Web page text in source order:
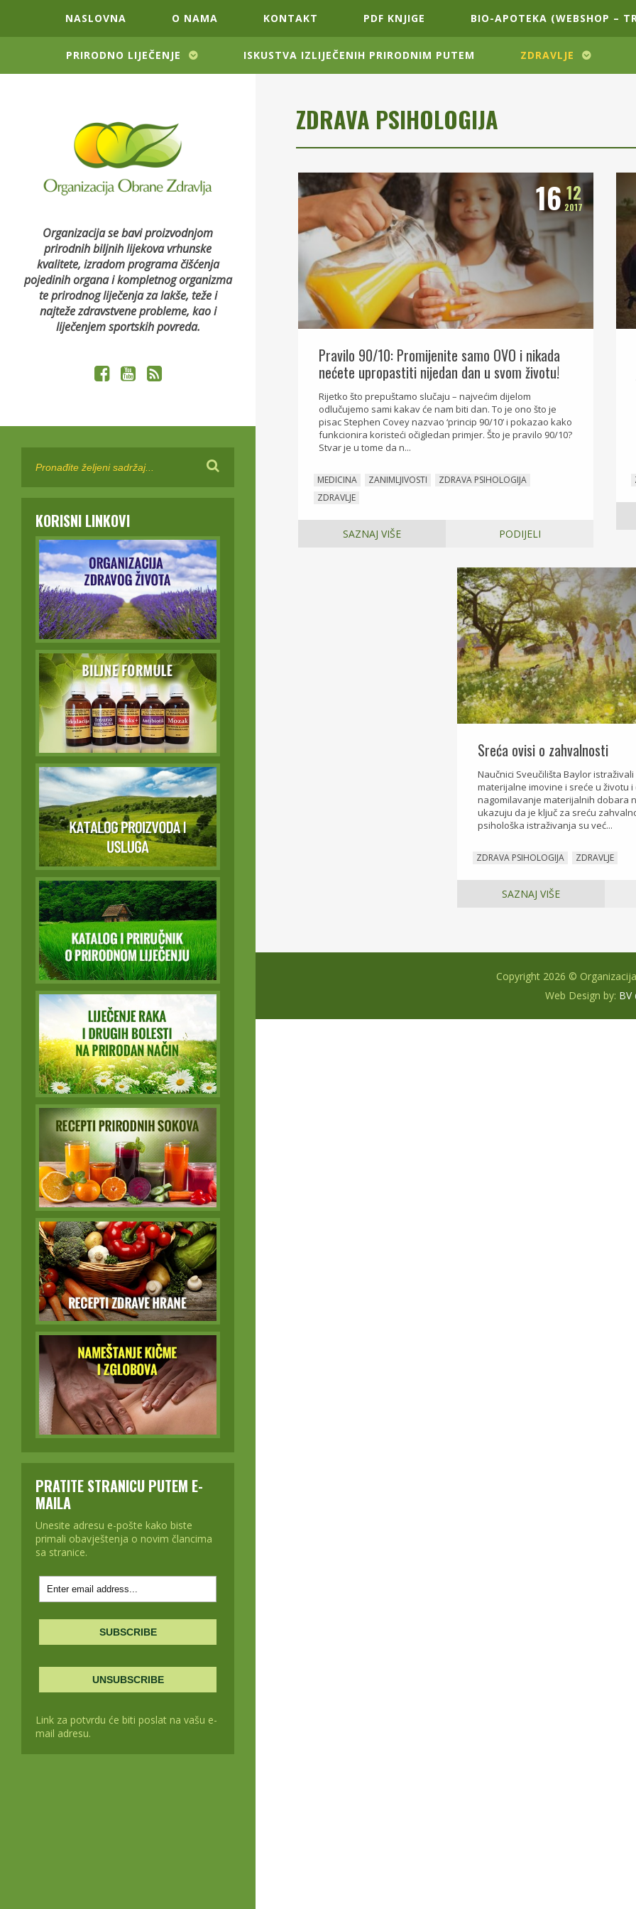
NASLOVNA O NAMA KONTAKT PDF KNJIGE BIO-APOTEKA (WEBSHOP –
PRIRODNO LIJEČENJE ISKUSTVA IZLIJEČENIH PRIRODNIM PUTEM ZDRAVLJE
Organizacija se bavi proizvodnjom
prirodnih biljnih lijekova vrhunske
kvalitete, izradom programa čišćenja
pojedinih organa i kompletnog organizma
te prirodnog liječenja za lakše, teže i
najteže zdravstvene probleme, kao i
liječenjem sportskih povreda.
KORISNI LINKOVI
PRATITE STRANICU PUTEM E-
MAILA
Unesite adresu e-pošte kako biste
primali obavještenja o novim člancima
sa stranice.
Link za potvrdu će biti poslat na vašu e-
mail adresu.
ZDRAVA PSIHOLOGIJA
1612
2017
Pravilo 90/10: Promijenite samo OVO i nikada
nećete upropastiti nijedan dan u svom životu!
Rijetko što prepuštamo slučaju – najvećim dijelom
odlučujemo sami kakav će nam biti dan. To je ono što je
pisac Stephen Covey nazvao ‘princip 90/10’ i pokazao kako
funkcionira koristeći očigledan primjer. Što je pravilo 90/10?
Stvar je u tome da n...
MEDICINA ZANIMLJIVOSTI
ZDRAVA PSIHOLOGIJA
ZDRAVLJE
SAZNAJ VIŠE PODIJELI
Sreća ovisi o zahvalnosti
Naučnici Sveučilišta Baylor
materijalne imovine i sreće u životu i
nagomilavanje materijalnih dobara
ukazuju da je ključ za sreću
psihološka istraživanja su već...
ZDRAVA PSIHOLOGIJA ZDRAVLJE
SAZNAJ VIŠE
Copyright 2026 ©
Web Design by: BV